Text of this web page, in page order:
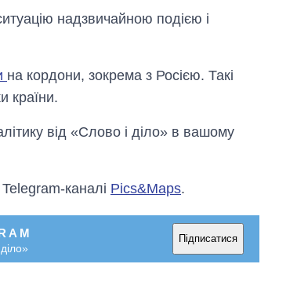
надзвичайною подією і
на кордони, зокрема з Росією. Такі
країни.
від «Слово і діло» в вашому
каналі Pics&Maps.
Підписатися